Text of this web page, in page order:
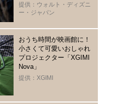
画』オフショット公開
提供：ウォルト・ディズニ
ー・ジャパン
おうち時間が映画館に！
小さくて可愛いおしゃれ
プロジェクター「XGIMI
Nova」
提供：XGIMI